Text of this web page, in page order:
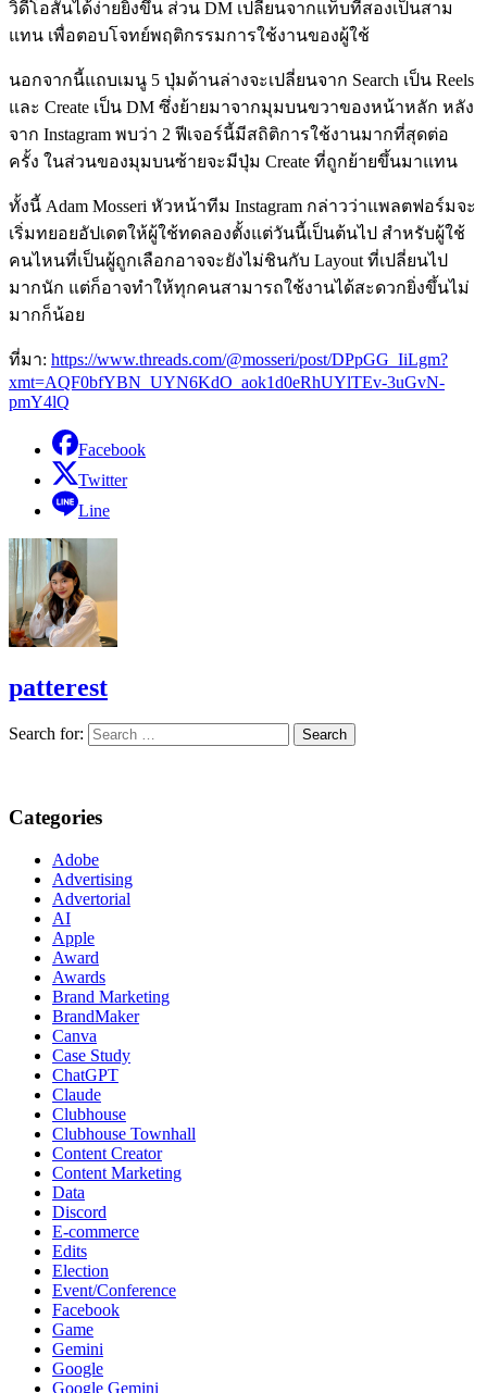
วิดีโอสั้นได้ง่ายยิ่งขึ้น ส่วน DM เปลี่ยนจากแท็บที่สองเป็นสาม
แทน เพื่อตอบโจทย์พฤติกรรมการใช้งานของผู้ใช้
นอกจากนี้แถบเมนู 5 ปุ่มด้านล่างจะเปลี่ยนจาก Search เป็น Reels
และ Create เป็น DM ซึ่งย้ายมาจากมุมบนขวาของหน้าหลัก หลัง
จาก Instagram พบว่า 2 ฟีเจอร์นี้มีสถิติการใช้งานมากที่สุดต่อ
ครั้ง ในส่วนของมุมบนซ้ายจะมีปุ่ม Create ที่ถูกย้ายขึ้นมาแทน
ทั้งนี้ Adam Mosseri หัวหน้าทีม Instagram กล่าวว่าแพลตฟอร์มจะ
เริ่มทยอยอัปเดตให้ผู้ใช้ทดลองตั้งแต่วันนี้เป็นต้นไป สำหรับผู้ใช้
คนไหนที่เป็นผู้ถูกเลือกอาจจะยังไม่ชินกับ Layout ที่เปลี่ยนไป
มากนัก แต่ก็อาจทำให้ทุกคนสามารถใช้งานได้สะดวกยิ่งขึ้นไม่
มากก็น้อย
ที่มา: https://www.threads.com/@mosseri/post/DPpGG_IiLgm?
xmt=AQF0bfYBN_UYN6KdO_aok1d0eRhUYlTEv-3uGvN-
pmY4lQ
Facebook
Twitter
Line
patterest
Search for:
Categories
Adobe
Advertising
Advertorial
AI
Apple
Award
Awards
Brand Marketing
BrandMaker
Canva
Case Study
ChatGPT
Claude
Clubhouse
Clubhouse Townhall
Content Creator
Content Marketing
Data
Discord
E-commerce
Edits
Election
Event/Conference
Facebook
Game
Gemini
Google
Google Gemini